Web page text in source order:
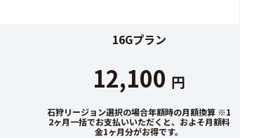
16Gプラン
12,100 円
石狩リージョン選択の場合年額時の月額換算 ※1
2ヶ月一括でお支払いいただくと、およそ月額料
金1ヶ月分がお得です。